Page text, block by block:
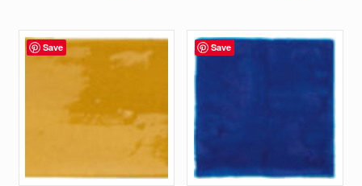
€ 112.85. € 107.50.
€ 158.18. €
Save Save